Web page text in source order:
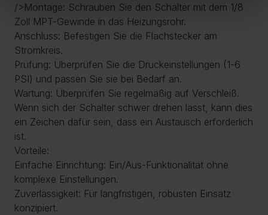
/>Montage: Schrauben Sie den Schalter mit dem 1/8
Zoll MPT-Gewinde in das Heizungsrohr.
Anschluss: Befestigen Sie die Flachstecker am
Stromkreis.
Prüfung: Überprüfen Sie die Druckeinstellungen (1-6
PSI) und passen Sie sie bei Bedarf an.
Wartung: Überprüfen Sie regelmäßig auf Verschleiß.
Wenn sich der Schalter schwer drehen lässt, kann dies
ein Zeichen dafür sein, dass ein Austausch erforderlich
ist.
Vorteile:
Einfache Einrichtung: Ein/Aus-Funktionalität ohne
komplexe Einstellungen.
Zuverlässigkeit: Für langfristigen, robusten Einsatz
konzipiert.